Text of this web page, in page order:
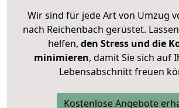
Wir sind für jede Art von Umzug
nach Reichenbach gerüstet.
helfen, den Stress und die
minimieren, damit Sie sich auf
Lebensabschnitt freuen
Kostenlose Angebote